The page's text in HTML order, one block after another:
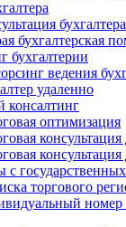
бухгалтера
бухгалтерская
бухгалтерии
ведения
удаленно
консалтинг
оптимизация
с
торгового
номер